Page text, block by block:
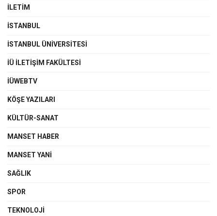
İLETIM
İSTANBUL
İSTANBUL ÜNIVERSITESI
İÜ İLETIŞIM FAKÜLTESI
İÜWEBTV
KÖŞE YAZILARI
KÜLTÜR-SANAT
MANSET HABER
MANSET YANI
SAĞLIK
SPOR
TEKNOLOJI